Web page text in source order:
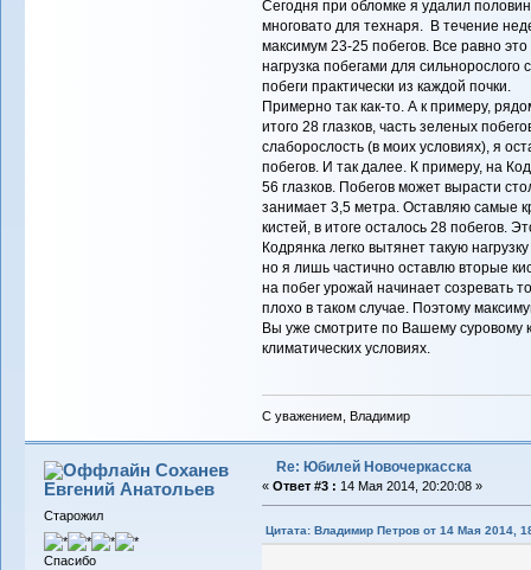
Сегодня при обломке я удалил
многовато для технаря. В течение
максимум 23-25 побегов. Все равно
нагрузка побегами для
побеги практически из каждой почки.
Примерно так как-то. А к примеру,
итого 28 глазков, часть зеленых
слаборослость (в моих условиях), я
побегов. И так далее. К примеру, на
56 глазков. Побегов может вырасти
занимает 3,5 метра. Оставляю самые
кистей, в итоге осталось 28 побегов.
Кодрянка легко вытянет такую
но я лишь частично оставлю вторые
на побег урожай начинает созревать
плохо в таком случае. Поэтому
Вы уже смотрите по Вашему суровому
климатических условиях.
С уважением, Владимир
Соханев
Евгений Анатольев
Старожил
Спасибо
Re: Юбилей Новочеркасска
« Ответ #3 : 14 Мая 2014, 20:20:08 »
Цитата: Владимир Петров от 14 Мая 2014,